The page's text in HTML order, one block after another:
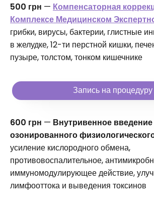
500 грн — Компенсаторная
Комплексе Медицинском
грибки, вирусы, бактерии, глистные
в желудке, 12-ти перстной кишки,
пузыре, толстом, тонком кишечнике
Запись на процедуру
600 грн — Внутривенное введение
озонированного
усиление кислородного обмена,
противовоспалительное,
иммуномодулирующее действие,
лимфооттока и выведения токсинов